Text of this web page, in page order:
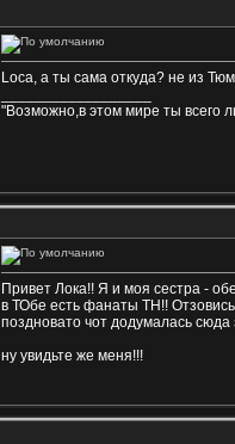
Loca, а ты сама откуда? не из
"Возможно,в этом мире ты всего
Привет Лока!! Я и моя сестра -
в ТОбе есть фанаты ТН!!
поздновато чот додумалась сюда
ну увидьте же меня!!!